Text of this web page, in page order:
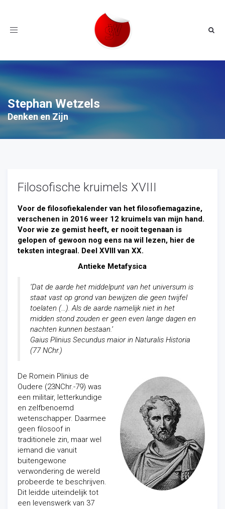
Toggle
Stephan Wetzels
Denken en Zijn
Filosofische kruimels XVIII
Voor de filosofiekalender van het filosofiemagazine,
verschenen in 2016 weer 12 kruimels van mijn hand.
Voor wie ze gemist heeft, er nooit tegenaan is
gelopen of gewoon nog eens na wil lezen, hier de
teksten integraal. Deel XVIII van XX.
Antieke Metafysica
‘Dat de aarde het middelpunt van het universum is
staat vast op grond van bewijzen die geen twijfel
toelaten (…). Als de aarde namelijk niet in het
midden stond zouden er geen even lange dagen en
nachten kunnen bestaan.’
Gaius Plinius Secundus maior in Naturalis Historia
(77 NChr.)
De Romein Plinius de
Oudere (23NChr.-79) was
een militair, letterkundige
en zelfbenoemd
wetenschapper. Daarmee
geen filosoof in
traditionele zin, maar wel
iemand die vanuit
buitengewone
verwondering de wereld
probeerde te beschrijven.
Dit leidde uiteindelijk tot
een levenswerk van 37